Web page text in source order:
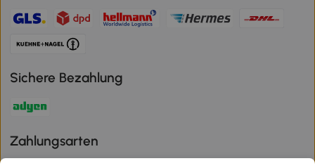
Sichere Bezahlung
Zahlungsarten